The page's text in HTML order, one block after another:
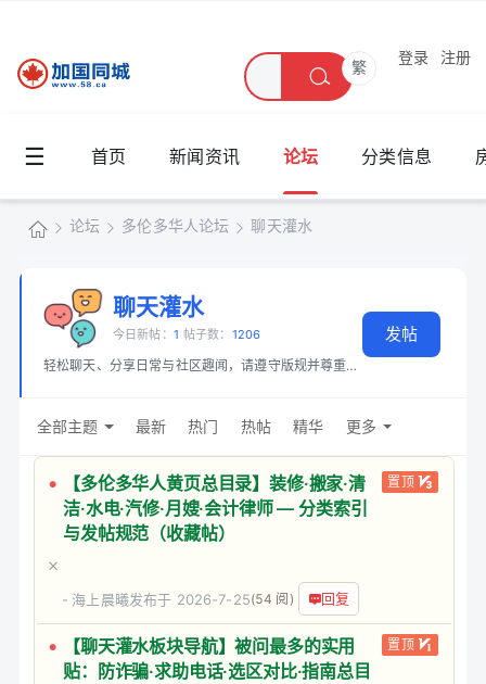
繁
登录 注册
☰ 首页 新闻资讯 论坛 分类信息
城
»
论坛 多伦多华人论坛 聊天灌水
聊天灌水
今日新帖： 1 帖子数： 1206
轻松聊天、分享日常与社区趣闻，请遵守版规并尊重他人。
发帖
全部主题 最新 热门 热帖 精华 更多
【多伦多华人黄页总目录】装修·搬家·清
洁·水电·汽修·月嫂·会计律师 — 分类索引
与发帖规范（收藏帖）
置顶
海上晨曦 (54 阅) 回复
发布于 2026-7-25
【聊天灌水板块导航】被问最多的实用
贴：防诈骗·求助电话·选区对比·指南总目
置顶